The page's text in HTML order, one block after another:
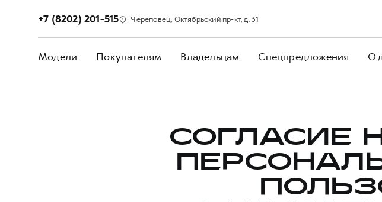
+7 (8202) 201-515 Череповец, Октябрьский пр-кт, д. 31
Модели Покупателям Владельцам Спецпредложения О
СОГЛАСИЕ